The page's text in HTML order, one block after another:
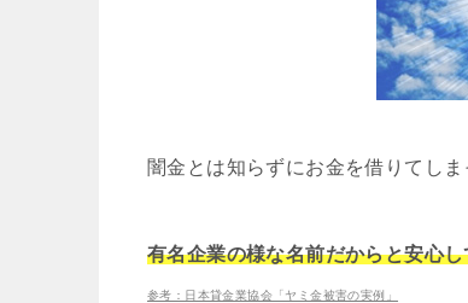
闇金とは知らずにお金を借りてし
有名企業の様な名前だからと安心
参考：日本貸金業協会「ヤミ金被害の実例」